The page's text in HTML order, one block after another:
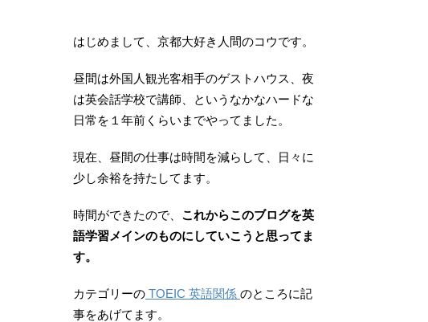
はじめまして、京都大好き人間のコウです。
昼間は外国人観光客相手のゲストハウス、夜
は英会話学校で講師、というなかなハードな
日常を１年前くらいまでやってました。
現在、昼間の仕事は時間を減らして、日々に
少し余裕を持たしてます。
時間ができたので、 これからこのブログを英
語学習メインのものにしていこうと思ってま
す。
カテゴリーの TOEIC 英語関係 のところに記
事をあげてます。